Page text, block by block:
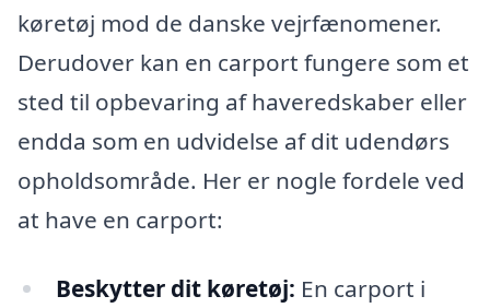
køretøj mod de danske vejrfænomener.
Derudover kan en carport fungere som et
sted til opbevaring af haveredskaber eller
endda som en udvidelse af dit udendørs
opholdsområde. Her er nogle fordele ved
at have en carport:
Beskytter dit køretøj: En carport i